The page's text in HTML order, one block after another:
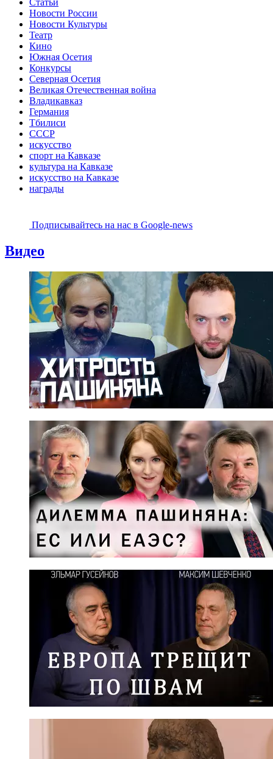
Статьи
Новости России
Новости Культуры
Театр
Кино
Южная Осетия
Конкурсы
Северная Осетия
Великая Отечественная война
Владикавказ
Германия
Тбилиси
СССР
искусство
спорт на Кавказе
культура на Кавказе
искусство на Кавказе
награды
Подписывайтесь на наc в Google-news
Видео